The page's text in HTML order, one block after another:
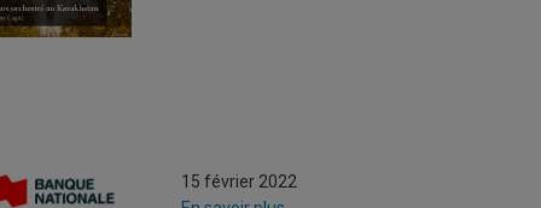
15 février 2022